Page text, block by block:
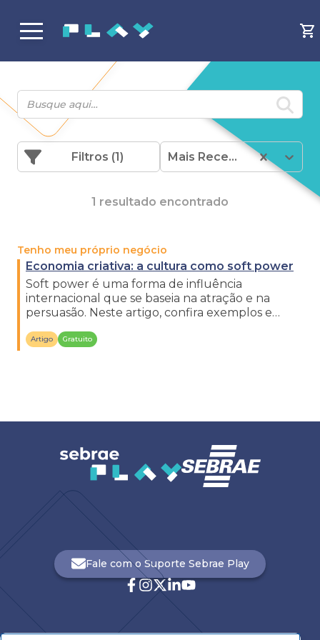
Filtros (1) Mais Recentes
1 resultado encontrado
Tenho meu próprio negócio
Economia criativa: a cultura como soft power
Soft power é uma forma de influência
internacional que se baseia na atração e na
persuasão. Neste artigo, confira exemplos e
Artigo Gratuito
Fale com o Suporte Sebrae Play